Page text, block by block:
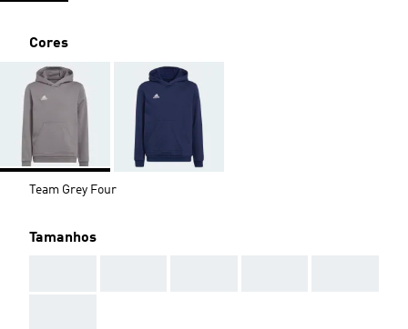
Cores
Team Grey Four
Tamanhos